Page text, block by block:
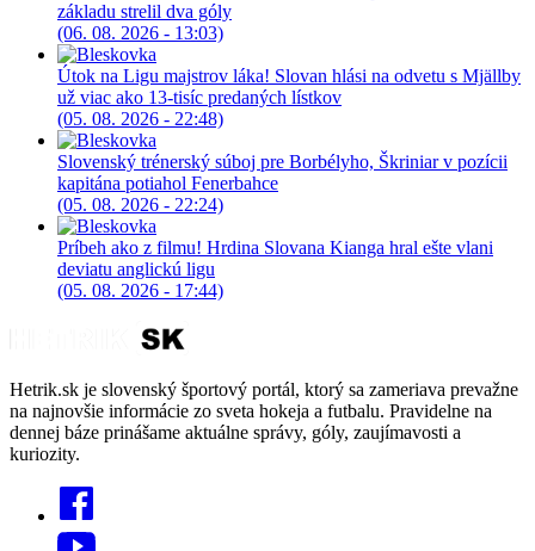
základu strelil dva góly
(06. 08. 2026 - 13:03)
Útok na Ligu majstrov láka! Slovan hlási na odvetu s Mjällby
už viac ako 13-tisíc predaných lístkov
(05. 08. 2026 - 22:48)
Slovenský trénerský súboj pre Borbélyho, Škriniar v pozícii
kapitána potiahol Fenerbahce
(05. 08. 2026 - 22:24)
Príbeh ako z filmu! Hrdina Slovana Kianga hral ešte vlani
deviatu anglickú ligu
(05. 08. 2026 - 17:44)
Hetrik.sk je slovenský športový portál, ktorý sa zameriava prevažne
na najnovšie informácie zo sveta hokeja a futbalu. Pravidelne na
dennej báze prinášame aktuálne správy, góly, zaujímavosti a
kuriozity.